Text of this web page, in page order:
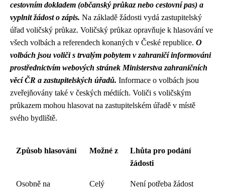
cestovním dokladem (občanský průkaz nebo cestovní pas) a
vyplnit žádost o zápis. Na základě žádosti vydá zastupitelský
úřad voličský průkaz. Voličský průkaz opravňuje k hlasování ve
všech volbách a referendech konaných v České republice. O
volbách jsou voliči s trvalým pobytem v zahraničí informováni
prostřednictvím webových stránek Ministerstva zahraničních
věcí ČR a zastupitelských úřadů. Informace o volbách jsou
zveřejňovány také v českých médiích. Voliči s voličským
průkazem mohou hlasovat na zastupitelském úřadě v místě
svého bydliště.
Způsob hlasování Možné z
Lhůta pro podání
žádosti
Osobně na
Celý
Není potřeba žádost